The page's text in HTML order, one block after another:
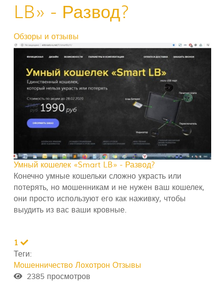
LB» - Развод?
Обзоры и отзывы
Умный кошелек «Smart LB» - Развод?
Конечно умные кошельки сложно украсть или
потерять, но мошенникам и не нужен ваш кошелек,
они просто используют его как наживку, чтобы
выудить из вас ваши кровные.
1
Теги:
Мошенничество Лохотрон Отзывы
2385 просмотров